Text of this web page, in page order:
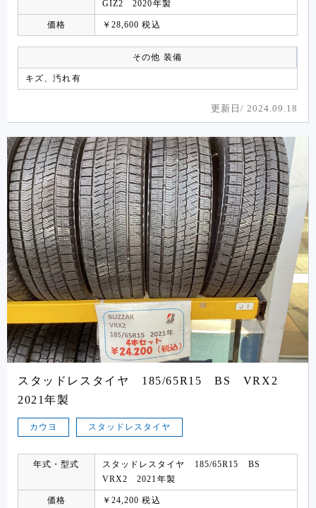
GIZ2 2020年製
価格 ￥28,600 税込
その他 装備
キズ、汚れ有
更新日/ 2024.09.18
スタッドレスタイヤ 185/65R15 BS VRX2
2021年製
カウヨ スタッドレスタイヤ
年式・型式
スタッドレスタイヤ 185/65R15 BS
VRX2 2021年製
価格 ￥24,200 税込